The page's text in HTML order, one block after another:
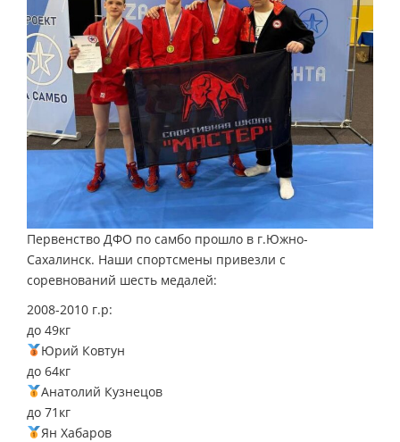
Первенство ДФО по самбо прошло в г.Южно-
Сахалинск. Наши спортсмены привезли с
соревнований шесть медалей:
2008-2010 г.р:
до 49кг
Юрий Ковтун
до 64кг
Анатолий Кузнецов
до 71кг
Ян Хабаров